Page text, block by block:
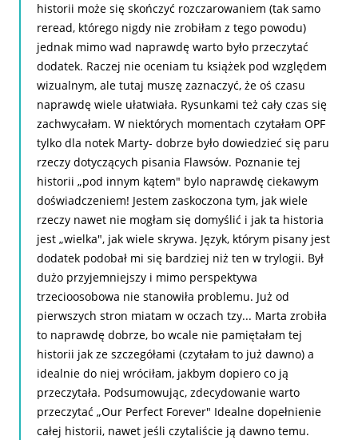
historii może się skończyć rozczarowaniem (tak samo
reread, którego nigdy nie zrobiłam z tego powodu)
jednak mimo wad naprawdę warto było przeczytać
dodatek. Raczej nie oceniam tu książek pod względem
wizualnym, ale tutaj muszę zaznaczyć, że oś czasu
naprawdę wiele ułatwiała. Rysunkami też cały czas się
zachwycałam. W niektórych momentach czytałam OPF
tylko dla notek Marty- dobrze było dowiedzieć się paru
rzeczy dotyczących pisania Flawsów. Poznanie tej
historii „pod innym kątem" bylo naprawdę ciekawym
doświadczeniem! Jestem zaskoczona tym, jak wiele
rzeczy nawet nie mogłam się domyślić i jak ta historia
jest „wielka", jak wiele skrywa. Język, którym pisany jest
dodatek podobał mi się bardziej niż ten w trylogii. Był
dużo przyjemniejszy i mimo perspektywa
trzecioosobowa nie stanowiła problemu. Już od
pierwszych stron miatam w oczach tzy... Marta zrobiła
to naprawdę dobrze, bo wcale nie pamiętałam tej
historii jak ze szczegółami (czytałam to już dawno) a
idealnie do niej wróciłam, jakbym dopiero co ją
przeczytała. Podsumowując, zdecydowanie warto
przeczytać „Our Perfect Forever" Idealne dopełnienie
całej historii, nawet jeśli czytaliście ją dawno temu.